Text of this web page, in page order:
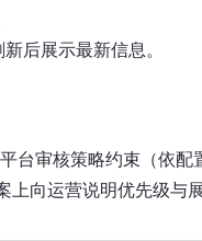
后展示最新信息。
审核策略约束（依配
向运营说明优先级与展